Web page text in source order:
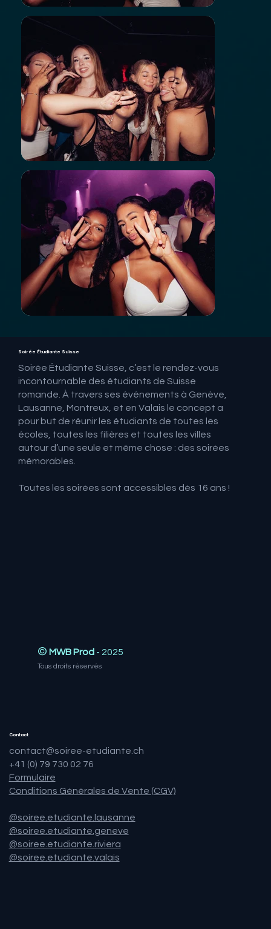
Soirée Étudiante Suisse
Soirée Étudiante Suisse, c’est le rendez-vous
incontournable des étudiants de Suisse
romande. À travers ses événements à Genève,
Lausanne, Montreux, et en Valais le concept a
pour but de réunir les étudiants de toutes les
écoles, toutes les filières et toutes les villes
autour d’une seule et même chose : des soirées
mémorables.
Toutes les soirées sont accessibles dès 16 ans !
Contact
contact@soiree-etudiante.ch
+41 (0) 79 730 02 76
Formulaire
Conditions Générales de Vente (CGV)
@soiree.etudiante.lausanne
@soiree.etudiante.geneve
@soiree.etudiante.riviera
@soiree.etudiante.valais
© MWB Prod - 2025
Tous droits réservés